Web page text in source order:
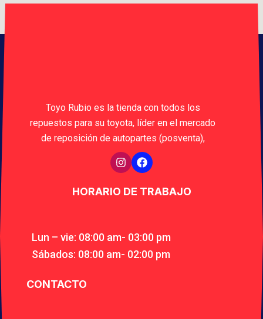
Toyo Rubio es la tienda con todos los
repuestos para su toyota, líder en el mercado
de reposición de autopartes (posventa),
HORARIO DE TRABAJO
Lun – vie: 08:00 am- 03:00 pm
Sábados: 08:00 am- 02:00 pm
CONTACTO